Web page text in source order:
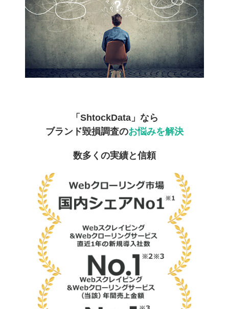
「ShtockData」なら
ブランド毀損調査のお悩みを解決
数多くの実績と信頼